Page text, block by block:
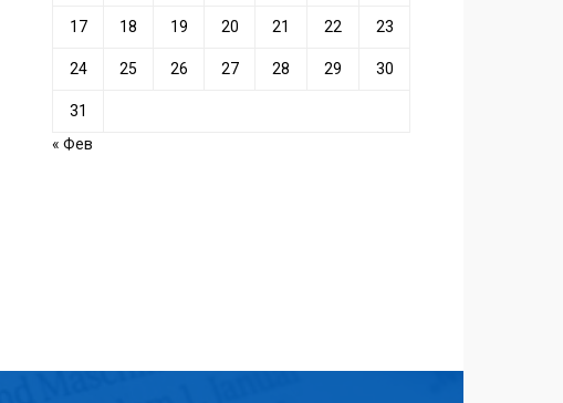
17 18 19 20 21 22 23
24 25 26 27 28 29 30
31
« Фев